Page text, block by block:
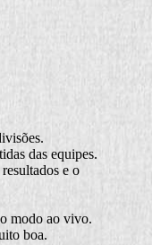
das equipes.
e o
modo ao vivo.
boa.